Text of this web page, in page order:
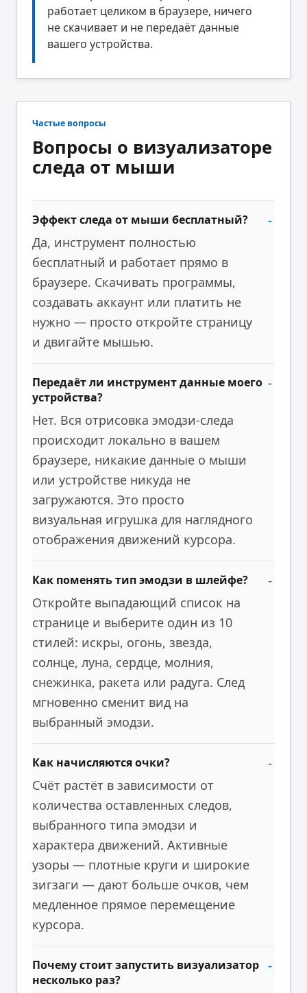
работает целиком в браузере, ничего
не скачивает и не передаёт данные
вашего устройства.
Частые вопросы
Вопросы о визуализаторе
следа от мыши
Эффект следа от мыши бесплатный?
Да, инструмент полностью
бесплатный и работает прямо в
браузере. Скачивать программы,
создавать аккаунт или платить не
нужно — просто откройте страницу
и двигайте мышью.
Передаёт ли инструмент данные моего
устройства?
Нет. Вся отрисовка эмодзи-следа
происходит локально в вашем
браузере, никакие данные о мыши
или устройстве никуда не
загружаются. Это просто
визуальная игрушка для наглядного
отображения движений курсора.
Как поменять тип эмодзи в шлейфе?
Откройте выпадающий список на
странице и выберите один из 10
стилей: искры, огонь, звезда,
солнце, луна, сердце, молния,
снежинка, ракета или радуга. След
мгновенно сменит вид на
выбранный эмодзи.
Как начисляются очки?
Счёт растёт в зависимости от
количества оставленных следов,
выбранного типа эмодзи и
характера движений. Активные
узоры — плотные круги и широкие
зигзаги — дают больше очков, чем
медленное прямое перемещение
курсора.
Почему стоит запустить визуализатор
несколько раз?